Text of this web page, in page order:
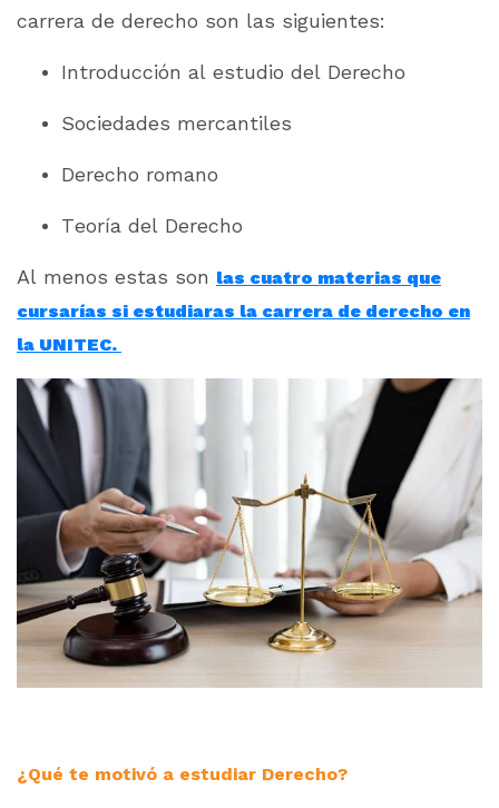
carrera de derecho son las siguientes:
Introducción al estudio del Derecho
Sociedades mercantiles
Derecho romano
Teoría del Derecho
Al menos estas son las cuatro materias que
cursarías si estudiaras la carrera de derecho en
la UNITEC.
¿Qué te motivó a estudiar Derecho?